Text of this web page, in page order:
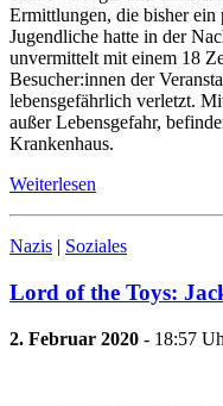
Ermittlungen, die bisher ein
Jugendliche hatte in der
unvermittelt mit einem 18
Besucher:innen der
lebensgefährlich verletzt.
außer Lebensgefahr,
Krankenhaus.
Weiterlesen
Nazis | Soziales
Lord of the Toys:
2. Februar 2020 - 18:57